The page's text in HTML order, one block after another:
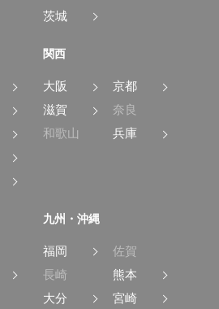
茨城
関西
大阪
京都
滋賀
奈良
和歌山
兵庫
九州・沖縄
福岡
佐賀
長崎
熊本
大分
宮崎